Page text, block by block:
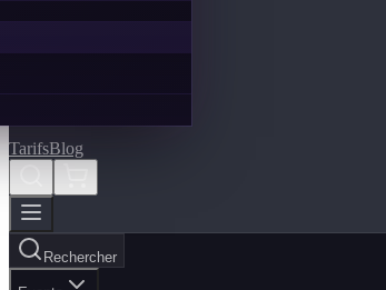
TarifsBlog
Rechercher